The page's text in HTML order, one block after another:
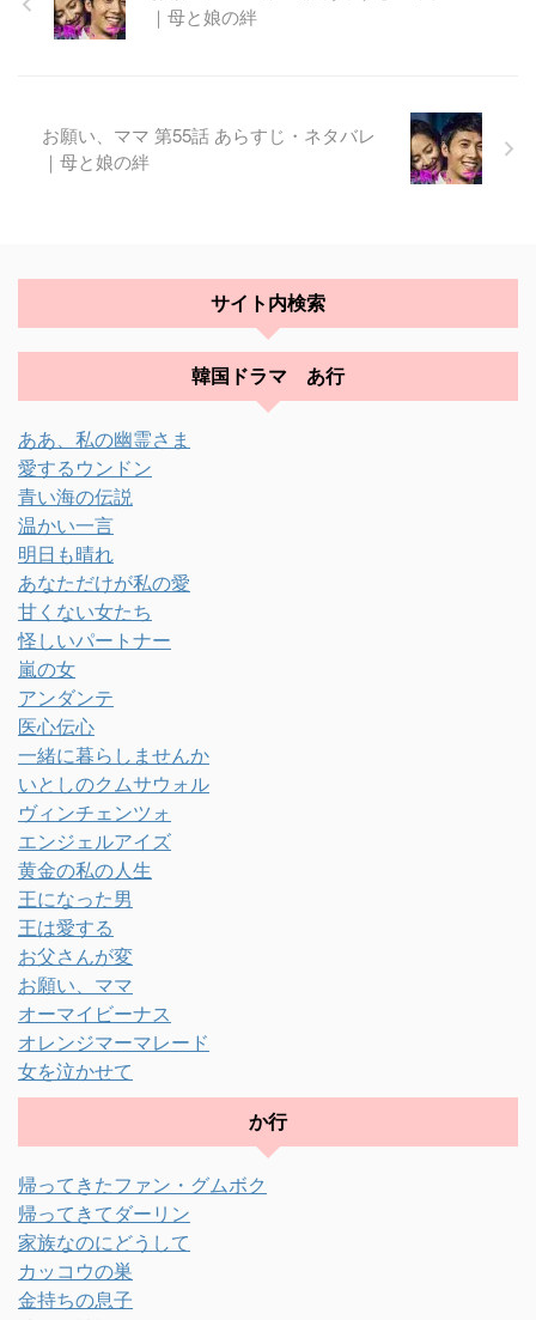
｜母と娘の絆
お願い、ママ 第55話 あらすじ・ネタバレ
｜母と娘の絆
サイト内検索
韓国ドラマ あ行
ああ、私の幽霊さま
愛するウンドン
青い海の伝説
温かい一言
明日も晴れ
あなただけが私の愛
甘くない女たち
怪しいパートナー
嵐の女
アンダンテ
医心伝心
一緒に暮らしませんか
いとしのクムサウォル
ヴィンチェンツォ
エンジェルアイズ
黄金の私の人生
王になった男
王は愛する
お父さんが変
お願い、ママ
オーマイビーナス
オレンジマーマレード
女を泣かせて
か行
帰ってきたファン・グムボク
帰ってきてダーリン
家族なのにどうして
カッコウの巣
金持ちの息子